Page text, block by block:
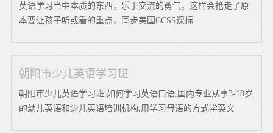
英语学习当中本质的东西，乐于交流的勇气，这样会抢走了原
本要让孩子听或看的重点，同步美国CCSS课标
朝阳市少儿英语学习班
朝阳市少儿英语学习班,如何学习英语口语,国内专业从事3-18岁
的幼儿英语和少儿英语培训机构,用学习母语的方式学英文